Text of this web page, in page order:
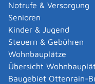
Notrufe & Versorgung
Senioren
Kinder & Jugend
Steuern & Gebühren
Wohnbauplätze
Übersicht
Baugebiet Ottenrain-
24. November
(integrierte
Fassung
vorhanden ist oder
Die Abteilung 9,